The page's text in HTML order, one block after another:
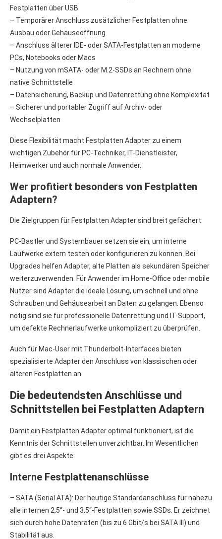
Festplatten über USB
– Temporärer Anschluss zusätzlicher Festplatten ohne
Ausbau oder Gehäuseöffnung
– Anschluss älterer IDE- oder SATA-Festplatten an moderne
PCs, Notebooks oder Macs
– Nutzung von mSATA- oder M.2-SSDs an Rechnern ohne
native Schnittstelle
– Datensicherung, Backup und Datenrettung ohne Komplexität
– Sicherer und portabler Zugriff auf Archiv- oder
Wechselplatten
Diese Flexibilität macht Festplatten Adapter zu einem
wichtigen Zubehör für PC-Techniker, IT-Dienstleister,
Heimwerker und auch normale Anwender.
Wer profitiert besonders von Festplatten
Adaptern?
Die Zielgruppen für Festplatten Adapter sind breit gefächert:
PC-Bastler und Systembauer setzen sie ein, um interne
Laufwerke extern testen oder konfigurieren zu können. Bei
Upgrades helfen Adapter, alte Platten als sekundären Speicher
weiterzuverwenden. Für Anwender im Home-Office oder mobile
Nutzer sind Adapter die ideale Lösung, um schnell und ohne
Schrauben und Gehäusearbeit an Daten zu gelangen. Ebenso
nötig sind sie für professionelle Datenrettung und IT-Support,
um defekte Rechnerlaufwerke unkompliziert zu überprüfen.
Auch für Mac-User mit Thunderbolt-Interfaces bieten
spezialisierte Adapter den Anschluss von klassischen oder
älteren Festplatten an.
Die bedeutendsten Anschlüsse und
Schnittstellen bei Festplatten Adaptern
Damit ein Festplatten Adapter optimal funktioniert, ist die
Kenntnis der Schnittstellen unverzichtbar. Im Wesentlichen
gibt es drei Aspekte:
Interne Festplattenanschlüsse
– SATA (Serial ATA): Der heutige Standardanschluss für nahezu
alle internen 2,5“- und 3,5“-Festplatten sowie SSDs. Er zeichnet
sich durch hohe Datenraten (bis zu 6 Gbit/s bei SATA III) und
Stabilität aus.